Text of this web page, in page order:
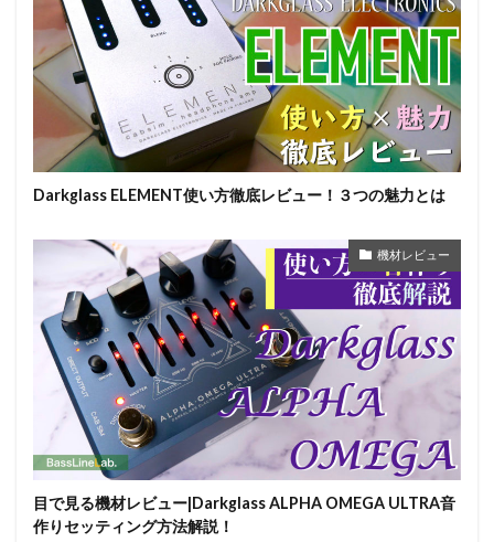
Darkglass ELEMENT使い方徹底レビュー！３つの魅力とは
機材レビュー
目で見る機材レビュー|Darkglass ALPHA OMEGA ULTRA音
作りセッティング方法解説！